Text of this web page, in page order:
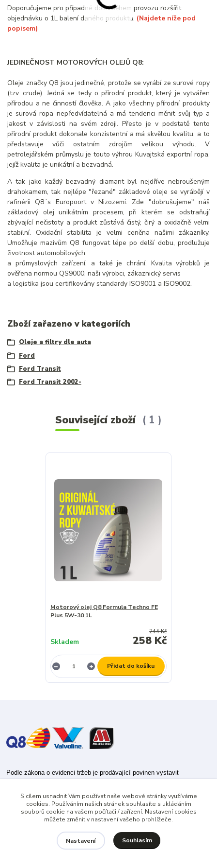
Doporučujeme pro případné dolití během provozu rozšířit
objednávku o 1L balení daného produktu. (Najdete níže pod
popisem)
JEDINEČNOST MOTOROVÝCH OLEJŮ Q8:
Oleje značky Q8 jsou jedinečné, protože se vyrábí ze surové ropy
(tzv. crude). Jedná se tedy o přírodní produkt, který je vytvářen
přírodou a ne činností člověka. A jako všechny přírodní produkty
je surová ropa nepředvídatelná a má tendenci měnit svůj typ a
jakost v závislosti na svém zdroji. Přesto je v podstatě tento
přírodní produkt dokonale konzistentní a má skvělou kvalitu, a to
představuje vůči ostatním zdrojům velikou výhodu. V
petrolejářském průmyslu je touto výhrou Kuvajtská exportní ropa,
jejíž kvalita je unikátní a bezvadná.
A tak jako každý bezvadný diamant byl nejdříve nebroušeným
drahokamem, tak nejlépe "řezané" základové oleje se vyrábějí v
rafinérii Q8´s Europoort v Nizozemí. Zde "dobrušujeme" náš
základový olej unikátním procesem, při kterém se odstraňují
zbývající nečistoty a produkt zůstává čistý, čirý a oxidačně velmi
stabilní. Oxidační stabilita je velmi ceněna našimi zákazníky.
Umožňuje mazivům Q8 fungovat lépe po delší dobu, prodlužuje
životnost automobilových
a průmyslových zařízení, a také je chrání. Kvalita výrobků je
ověřena normou QS9000, naši výrobci, zákaznický servis
a logistika jsou certifikovány standardy ISO9001 a ISO9002.
Zboží zařazeno v kategoriích
Oleje a filtry dle auta
Ford
Ford Transit
Ford Transit 2002-
Související zboží 1
Motorový olej Q8 Formula Techno FE
Plus 5W-30 1L
244 Kč
258 Kč
Skladem
Přidat do košíku
Podle zákona o evidenci tržeb je prodávající povinen vystavit
Zároveň je povinen zaevidovat přijatou tržbu u správce daně online; v
případě technického výpadku pak nejpozději do 48 hodin.
S cílem usnadnit Vám používat naše webové stránky využíváme
cookies. Používáním našich stránek souhlasíte s ukládáním
souborů cookie na vašem počítači / zařízení. Nastavení cookies
můžete změnit v nastavení vašeho prohlížeče.
Nastavení Souhlasím